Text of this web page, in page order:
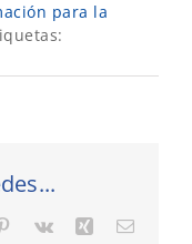
para la
Pinterest
Vk XingCorreo